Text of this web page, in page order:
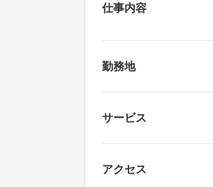
仕事内容
勤務地
サービス
アクセス